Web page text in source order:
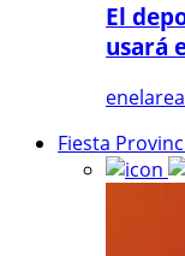
El
usará
enelarea
Fiesta